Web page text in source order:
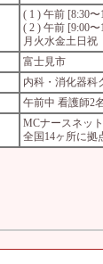
( 1 ) 午前 [8:30〜
( 2 ) 午前 [9:00〜
月火水金土日祝
富士見市
内科・消化器科
午前中 看護師2
MCナースネット
全国14ヶ所に拠